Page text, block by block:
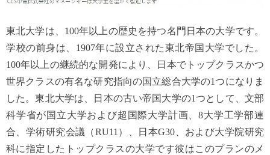
東北大学は、100年以上の歴史を持つ名門日本の大学です。
学校の前身は、1907年に設立された東北帝国大学でした。
100年以上の継続的な開発により、日本でトップクラスかつ
世界クラスの有名な研究指向の国立総合大学の1つになりま
した。東北大学は、日本の古い帝国大学の1つとして、文部
科学省が国立大学および超国際大学計画、8大学工学部連
合、学術研究会議（RU11）、日本G30、および大学院研究
科に指定したトップクラスの大学です彼はこのプランのメ